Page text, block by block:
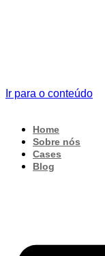
Ir para o conteúdo
Home
Sobre nós
Cases
Blog